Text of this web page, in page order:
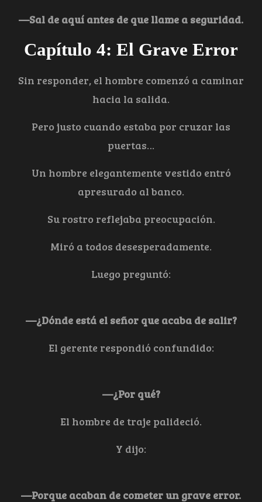
—Sal de aquí antes de que llame a seguridad.
Capítulo 4: El Grave Error
Sin responder, el hombre comenzó a caminar
hacia la salida.
Pero justo cuando estaba por cruzar las
puertas…
Un hombre elegantemente vestido entró
apresurado al banco.
Su rostro reflejaba preocupación.
Miró a todos desesperadamente.
Luego preguntó:
—¿Dónde está el señor que acaba de salir?
El gerente respondió confundido:
—¿Por qué?
El hombre de traje palideció.
Y dijo:
—Porque acaban de cometer un grave error.